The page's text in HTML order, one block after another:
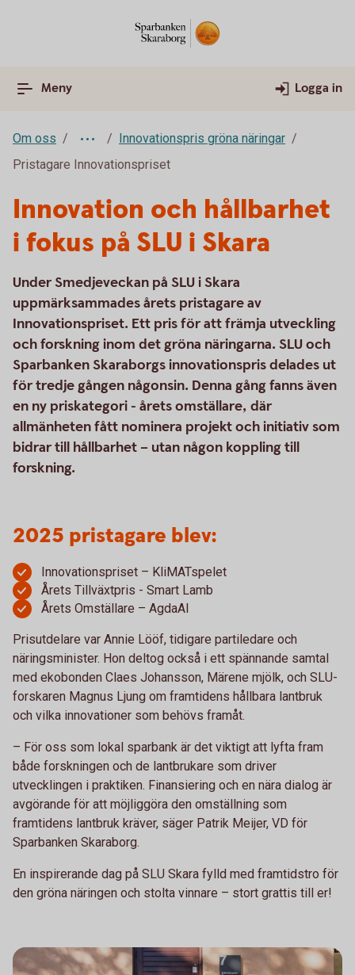
Meny Logga in
Om oss
Innovationspris gröna näringar
Pristagare Innovationspriset
Innovation och hållbarhet
i fokus på SLU i Skara
Under Smedjeveckan på SLU i Skara
uppmärksammades årets pristagare av
Innovationspriset. Ett pris för att främja utveckling
och forskning inom det gröna näringarna. SLU och
Sparbanken Skaraborgs innovationspris delades ut
för tredje gången någonsin. Denna gång fanns även
en ny priskategori - årets omställare, där
allmänheten fått nominera projekt och initiativ som
bidrar till hållbarhet – utan någon koppling till
forskning.
2025 pristagare blev:
Innovationspriset – KliMATspelet
Årets Tillväxtpris - Smart Lamb
Årets Omställare – AgdaAI
Prisutdelare var Annie Lööf, tidigare partiledare och
näringsminister. Hon deltog också i ett spännande samtal
med ekobonden Claes Johansson, Märene mjölk, och SLU-
forskaren Magnus Ljung om framtidens hållbara lantbruk
och vilka innovationer som behövs framåt.
– För oss som lokal sparbank är det viktigt att lyfta fram
både forskningen och de lantbrukare som driver
utvecklingen i praktiken. Finansiering och en nära dialog är
avgörande för att möjliggöra den omställning som
framtidens lantbruk kräver, säger Patrik Meijer, VD för
Sparbanken Skaraborg.
En inspirerande dag på SLU Skara fylld med framtidstro för
den gröna näringen och stolta vinnare – stort grattis till er!